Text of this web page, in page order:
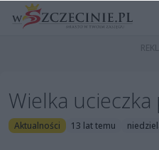
Wielka
Aktualności 13 lat temu